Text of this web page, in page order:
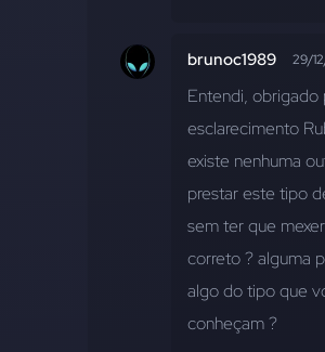
brunoc1989 29/
Entendi, obrigado
esclarecimento
existe nenhuma
prestar este tipo
sem ter que
correto ? alguma
algo do tipo que
conheçam ?